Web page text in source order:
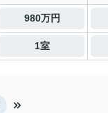
980万円
1室